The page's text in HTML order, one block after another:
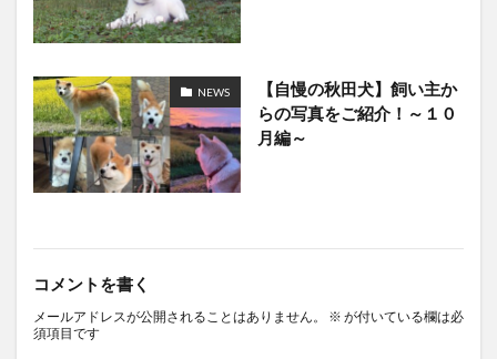
NEWS
【自慢の秋田犬】飼い主か
らの写真をご紹介！～１０
月編～
コメントを書く
メールアドレスが公開されることはありません。 ※ が付いている欄は必
須項目です